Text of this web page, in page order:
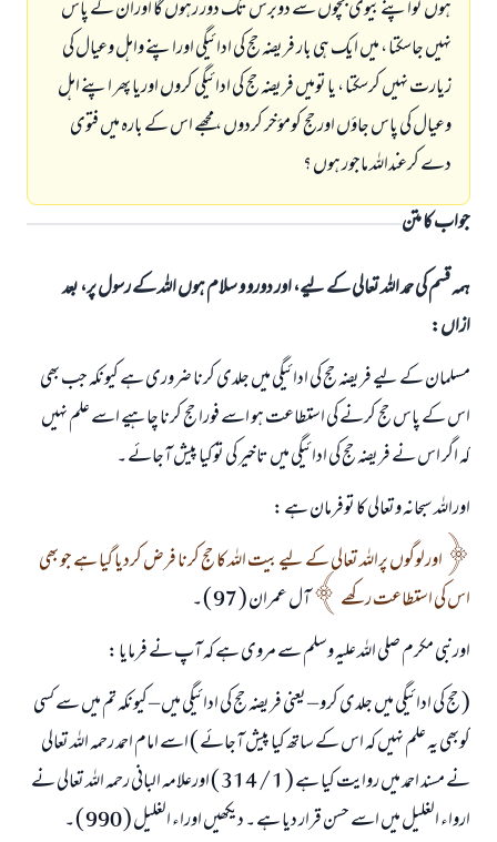
ہوں تواپنے بیوی بچوں سے دوبرس تک دور رہوں گا اوران کے پاس
نہیں جاسکتا ، میں ایک ہی بار فریضہ حج کی ادائيگي اوراپنے واہل وعیال کی
زیارت نہیں کرسکتا ، یا تومیں فریضہ حج کی ادائيگي کروں اوریا پھر اپنے اہل
وعیال کی پاس جاؤں اورحج کومؤخر کردوں ، مجھے اس کے بارہ میں فتوی
دے کرعنداللہ ماجور ہوں ؟
جواب کا متن
ہمہ قسم کی حمد اللہ تعالی کے لیے، اور دورو و سلام ہوں اللہ کے رسول پر، بعد
ازاں:
مسلمان کے لیے فریضہ حج کی ادائيگي میں جلدی کرنا ضروری ہے کیونکہ جب بھی
اس کے پاس حج کرنے کی استطاعت ہو اسے فورا حج کرنا چاہیے اسے علم نہيں
کہ اگر اس نے فریضہ حج کی ادائيگي میں تاخیر کی توکیا پیش آجائے ۔
اوراللہ سبحانہ وتعالی کا توفرمان ہے :
اورلوگوں پراللہ تعالی کے لیے بیت اللہ کا حج کرنا فرض کردیا گيا ہے جو بھی
اس کی استطاعت رکھے
آل عمران ( 97 ) ۔
اورنبی مکرم صلی اللہ علیہ وسلم سے مروی ہے کہ آپ نے فرمایا :
( حج کی ادائيگي میں جلدی کرو – یعنی فریضہ حج کی ادائيگي میں – کیونکہ تم میں سے کسی
کوبھی یہ علم نہيں کہ اس کے ساتھ کیا پیش آجائے ) اسے امام احمد رحمہ اللہ تعالی
نے مسند احمد میں روایت کیا ہے ( 1 / 314 ) اورعلامہ البانی رحمہ اللہ تعالی نے
ارواء الغلیل میں اسے حسن قرار دیا ہے ۔ دیکھیں اوراء الغلیل ( 990 ) ۔
جواب نمبر 110845 نے نکاح ٹوٹنے سے بچایا۔
امت مسلمہ کے واسطے جوابات پیش کرنے کے لیے ہماری مدد کریں
رسول اللہ صلی اللہ علیہ و سلم کا فرمان ہے:
(مسلم : 1893)
ابھی تعاون کریں